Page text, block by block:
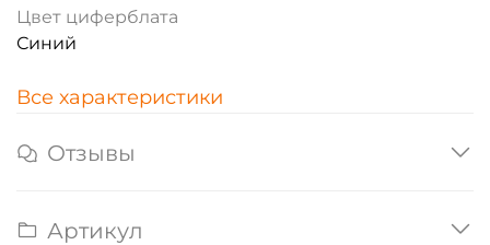
Цвет циферблата
Синий
Все характеристики
Отзывы
Артикул